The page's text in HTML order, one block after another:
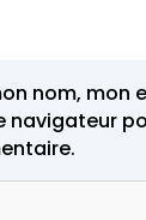
nom, mon
navigateur